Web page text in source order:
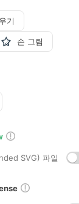
기
손 그림
SVG) 파일